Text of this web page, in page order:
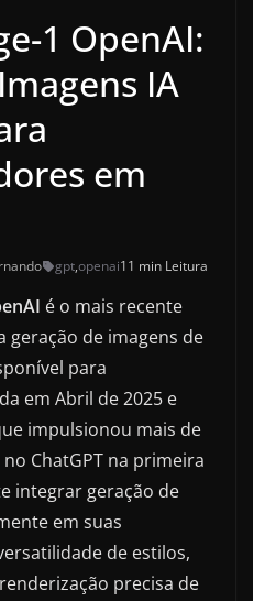
1 OpenAI:
IA
em
gpt,openai11 min Leitura
é o mais recente
de imagens de
para
em Abril de 2025 e
impulsionou mais de
ChatGPT na primeira
integrar geração de
em suas
de estilos,
precisa de